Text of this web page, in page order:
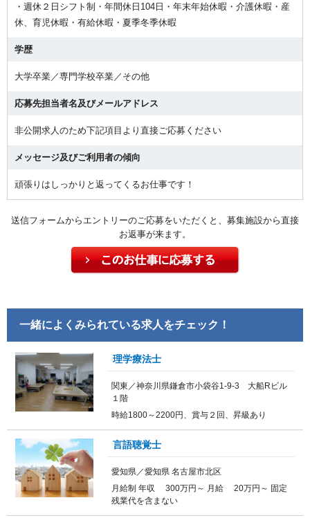
・週休２日シフト制・年間休日104日・年末年始休暇・介護休暇・産
休、育児休暇・有給休暇・夏季冬季休暇
学歴
大学卒業／専門学校卒業／その他
応募先担当者名及びメールアドレス
非公開求人のため下記項目より直接ご応募ください
メッセージ及びご利用者の傾向
頑張りはしっかりと返ってくるお仕事です！
送信フォームからエントリーのご応募をいただくと、募集施設から直接
お返事が来ます。
一緒によくみられている求人をチェック！
理学療法士
関東／神奈川県鎌倉市小袋谷1-9-3 大船Rビル
１階
時給1800～2200円、賞与２回、昇級あり
言語聴覚士
愛知県／愛知県 名古屋市北区
月給制 年収 300万円～ 月給 20万円～ 固定
残業代を含まない